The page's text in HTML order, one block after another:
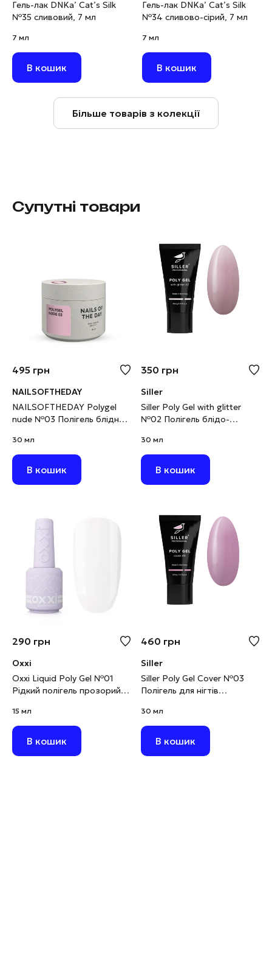
Гель-лак DNKa’ Cat’s Silk
№35 сливовий, 7 мл
7 мл
В кошик
Гель-лак DNKa’ Cat’s Silk
№34 сливово-сірий, 7 мл
7 мл
В кошик
Більше товарів з колекції
Супутні товари
495 грн
NAILSOFTHEDAY
NAILSOFTHEDAY Polygel
nude №03 Полігель блідно-
30 г
30 мл
В кошик
350 грн
Siller
Siller Poly Gel with glitter
№02 Полігель блідо-
(виводиться)
30 мл
В кошик
290 грн
Oxxi
Oxxi Liquid Poly Gel №01
Рідкий полігель прозорий,
15 мл
В кошик
460 грн
Siller
Siller Poly Gel Cover №03
Полігель для нігтів
30 мл
В кошик